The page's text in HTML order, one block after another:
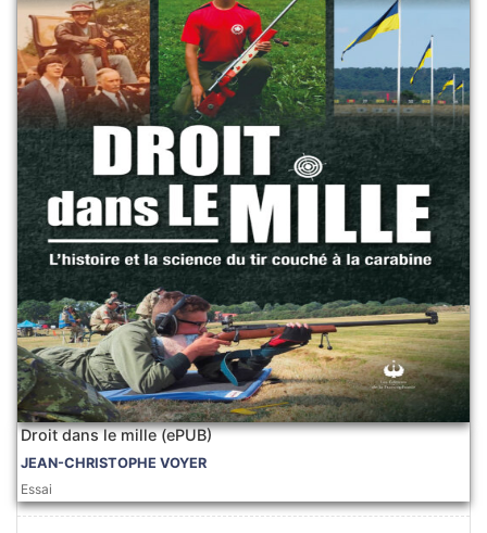
Droit dans le mille (ePUB)
JEAN-CHRISTOPHE VOYER
Essai